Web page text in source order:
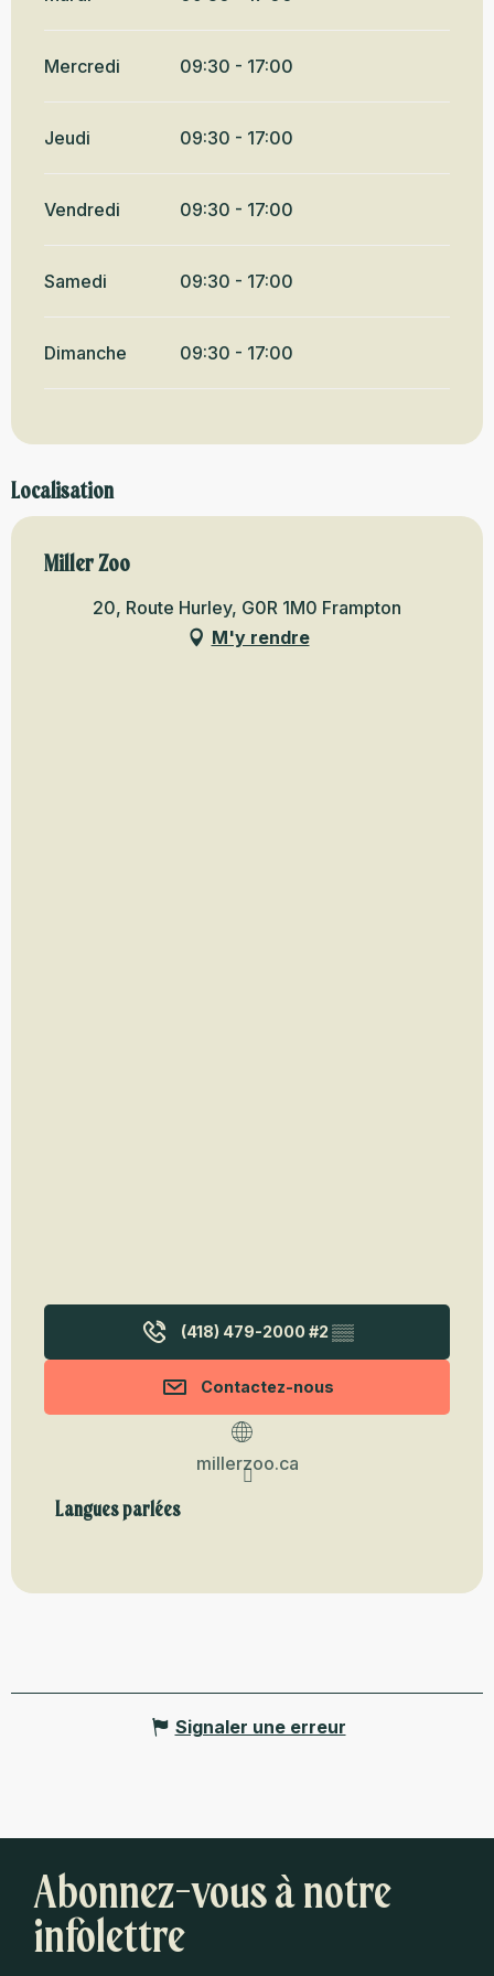
Mercredi 09:30 - 17:00
Jeudi 09:30 - 17:00
Vendredi 09:30 - 17:00
Samedi 09:30 - 17:00
Dimanche 09:30 - 17:00
Localisation
Miller Zoo
20, Route Hurley, G0R 1M0 Frampton
M'y rendre
(418) 479-2000 #2 ▒▒
Contactez-nous
millerzoo.ca
Langues parlées
Langues parlées
Signaler une erreur
Abonnez-vous à notre
infolettre